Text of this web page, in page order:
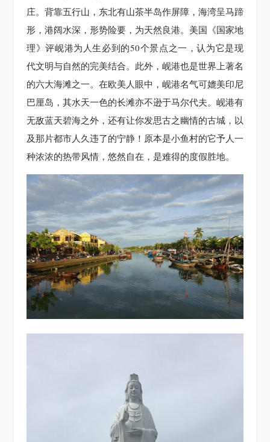
庄。背靠五行山，东北有山茶半岛作屏障，海湾呈马蹄
形，港阔水深，形势险要，为天然良港。美国《国家地
理》评岘港为人生必到的50个景点之一，认为它是现
代文明与自然的完美结合。此外，岘港也是世界上著名
的六大海滩之一。在欧美人眼中，岘港名气可媲美印尼
巴厘岛，其水天一色的长滩亦不逊于马尔代夫。岘港有
无敌蓝天碧海之外，还有让你发思古之幽情的古城，以
及那片都市人久违了的宁静！原本是小鱼村的它予人一
种浓浓的热带风情，悠然自在，是难得的度假胜地。